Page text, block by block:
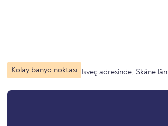
Kolay banyo noktası İsveç adresinde, Skåne län